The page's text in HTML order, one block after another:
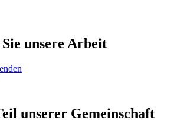
unsere Arbeit
unserer Gemeinschaft